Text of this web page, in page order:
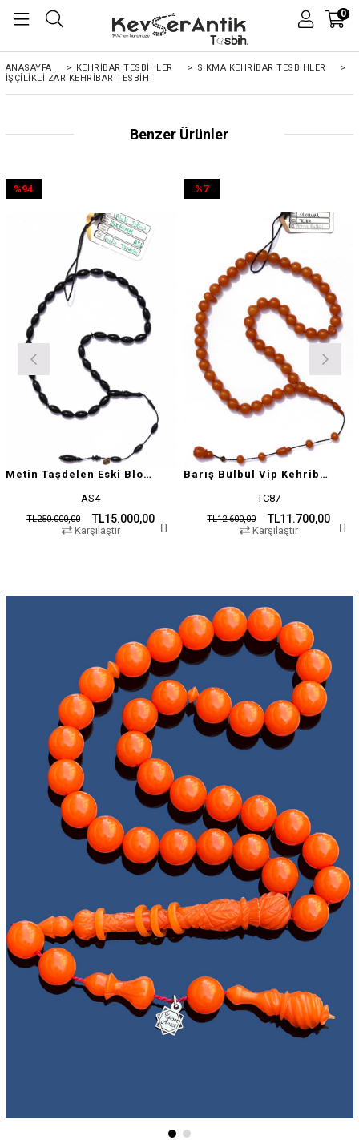
0
ANASAYFA > KEHRIBAR TESBIHLER > SIKMA KEHRİBAR TESBİHLER
>
İŞÇILIKLI ZAR KEHRIBAR TESBIH
Benzer Ürünler
Metin Taşdelen Eski Blok Sıkma
AS4
TL15.000,00
TL250.000,00
%94
Karşılaştır
Barış Bülbül Vip Kehribar Tesbih
TC87
TL11.700,00
TL12.600,00
%7
Karşılaştır